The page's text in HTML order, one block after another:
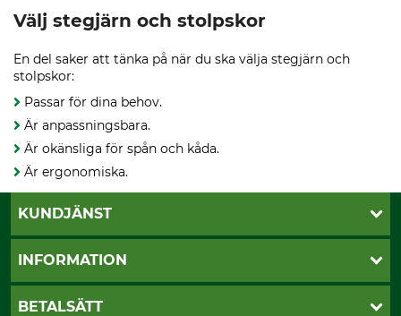
Välj stegjärn och stolpskor
En del saker att tänka på när du ska välja stegjärn och
stolpskor:
Passar för dina behov.
Är anpassningsbara.
Är okänsliga för spån och kåda.
Är ergonomiska.
KUNDJÄNST
Öppettider
Vanliga frågor
INFORMATION
Butik Vansbro
BETALSÄTT